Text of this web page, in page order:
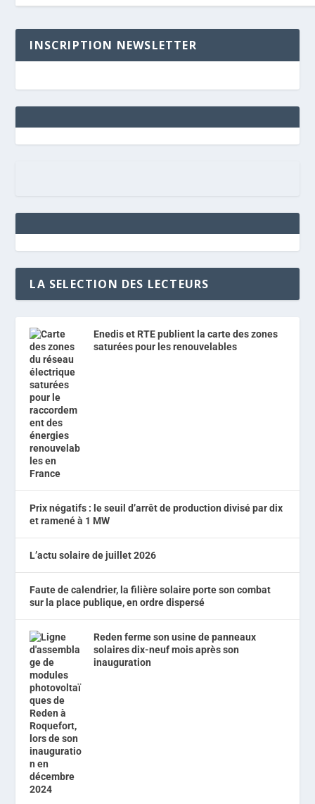
INSCRIPTION NEWSLETTER
LA SELECTION DES LECTEURS
Enedis et RTE publient la carte des zones
saturées pour les renouvelables
Prix négatifs : le seuil d’arrêt de production divisé par dix
et ramené à 1 MW
L’actu solaire de juillet 2026
Faute de calendrier, la filière solaire porte son combat
sur la place publique, en ordre dispersé
Reden ferme son usine de panneaux
solaires dix-neuf mois après son
inauguration